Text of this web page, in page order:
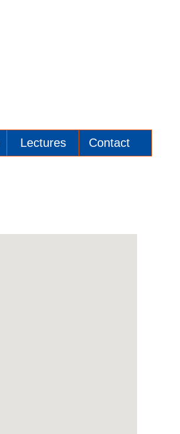
Lectures Contact